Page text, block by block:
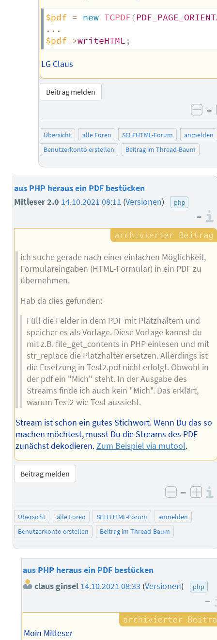
$pdf = new TCPDF (
...
$pdf->writeHTML ;
LG Claus
Beitrag melden
–
Übersicht alle Foren SELFHTML-Forum
anmelden
Benutzerkonto erstellen
Beitrag im Thread-Baum
aus PHP heraus ein PDF bestücken
Mitleser 2.0 14.10.2021 08:11 (Versionen) php
–
ich suche gerade nach einer einfachen Möglichkeit,
Formulareingaben (HTML-Formular) in ein PDF zu
übernehmen.
Hab da dies gefunden:
Füll die Felder in dem PDF mit Platzhaltern und
speicher es als Vorlage. Diese Vorlage kannst du
mit z.B. file_get_contents in PHP einlesen und mit
str_replace die Platzhalter ersetzen. Allerdings ist
die Ersetzung in Test2.pdf nicht erfolgt. Obwohl in
der pdf ein "Mich" steht. In der Ausgabe des
Streams finde ich auch kein "Mich". Das erklärt,
warum Test2 wie Test aussieht.
Stream ist schon ein gutes Stichwort. Wenn Du das so
machen möchtest, musst Du die Streams des PDF
zunächst dekodieren.Zum Beispiel via mutool.
Beitrag melden
negativ
–
Übersicht alle Foren SELFHTML-Forum
anmelden
Benutzerkonto erstellen
Beitrag im Thread-Baum
aus PHP heraus ein PDF bestücken
claus ginsel 14.10.2021 08:33 (Versionen) php
–
Moin Mitleser